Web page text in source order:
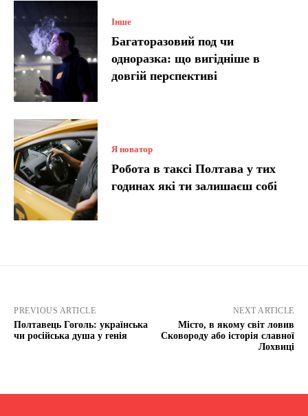
Інше
Багаторазовий под чи
одноразка: що вигідніше в
довгій перспективі
Я новатор
Робота в таксі Полтава у тих
годинах які ти залишаєш собі
PREVIOUS ARTICLE
Полтавець Гоголь: українська
чи російська душа у генія
NEXT ARTICLE
Місто, в якому світ ловив
Сковороду або історія славної
Лохвиці